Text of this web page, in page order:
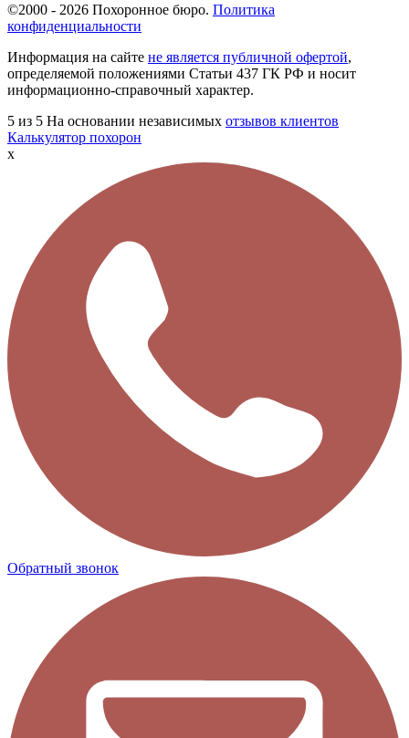
©2000 - 2026 Похоронное бюро. Политика
конфиденциальности
Информация на сайте не является публичной офертой,
определяемой положениями Статьи 437 ГК РФ и носит
информационно-справочный характер.
5 из 5 На основании независимых отзывов клиентов
Калькулятор похорон
x
Обратный звонок